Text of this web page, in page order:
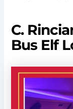
C.
Bus Elf